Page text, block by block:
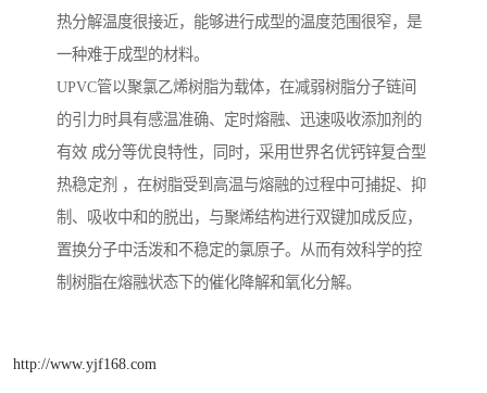
热分解温度很接近，能够进行成型的温度范围很窄，是
一种难于成型的材料。
UPVC管以聚氯乙烯树脂为载体，在减弱树脂分子链间
的引力时具有感温准确、定时熔融、迅速吸收添加剂的
有效 成分等优良特性，同时，采用世界名优钙锌复合型
热稳定剂 ，在树脂受到高温与熔融的过程中可捕捉、抑
制、吸收中和的脱出，与聚烯结构进行双键加成反应，
置换分子中活泼和不稳定的氯原子。从而有效科学的控
制树脂在熔融状态下的催化降解和氧化分解。
http://www.yjf168.com